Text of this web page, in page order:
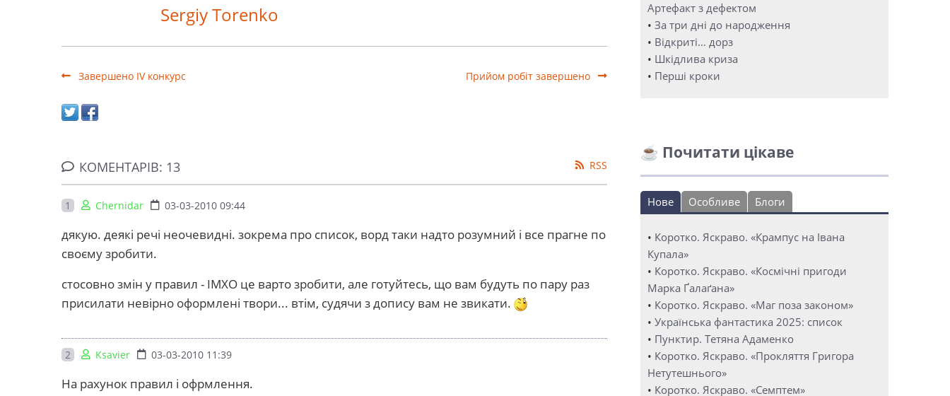
Sergiy Torenko
Завершено IV конкурс Прийом робіт завершено
КОМЕНТАРІВ: 13 RSS
1 Chernidar 03-03-2010 09:44
дякую. деякі речі неочевидні. зокрема про список, ворд таки надто розумний і все прагне по
своєму зробити.
стосовно змін у правил - ІМХО це варто зробити, але готуйтесь, що вам будуть по пару раз
присилати невірно оформлені твори... втім, судячи з допису вам не звикати.
2 Ksavier 03-03-2010 11:39
На рахунок правил і офрмлення.
Артефакт з дефектом
• За три дні до народження
• Відкриті… дорз
• Шкідлива криза
• Перші кроки
☕ Почитати цікаве
Нове Особливе Блоги
• Коротко. Яскраво. «Крампус на Івана
Купала»
• Коротко. Яскраво. «Космічні пригоди
Марка Ґалаґана»
• Коротко. Яскраво. «Маг поза законом»
• Українська фантастика 2025: список
• Пунктир. Тетяна Адаменко
• Коротко. Яскраво. «Прокляття Григора
Нетутешнього»
• Коротко. Яскраво. «Семптем»